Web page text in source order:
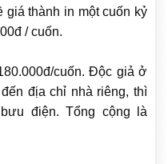
thành in một cuốn kỷ
/ cuốn.
cuốn. Độc giả ở
địa chỉ nhà riêng, thì
điện. Tổng cộng là